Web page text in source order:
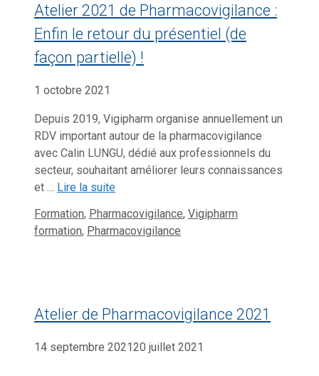
Atelier 2021 de Pharmacovigilance :
Enfin le retour du présentiel (de
façon partielle) !
1 octobre 2021
Depuis 2019, Vigipharm organise annuellement un
RDV important autour de la pharmacovigilance
avec Calin LUNGU, dédié aux professionnels du
secteur, souhaitant améliorer leurs connaissances
et … Lire la suite
Catégories
Formation, Pharmacovigilance, Vigipharm
formation, Pharmacovigilance
Atelier de Pharmacovigilance 2021
14 septembre 202120 juillet 2021